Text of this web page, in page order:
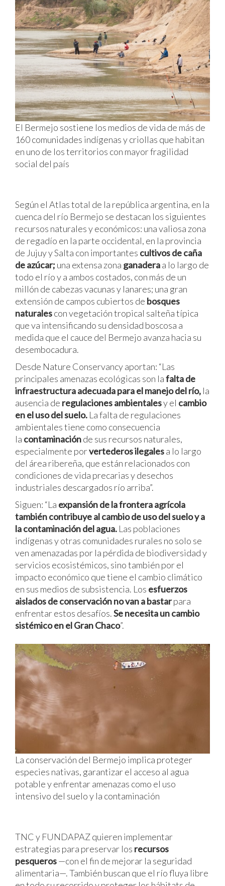
El Bermejo sostiene los medios de vida de más de
160 comunidades indígenas y criollas que habitan
en uno de los territorios con mayor fragilidad
social del país
Según el Atlas total de la república argentina, en la
cuenca del río Bermejo se destacan los siguientes
recursos naturales y económicos: una valiosa zona
de regadío en la parte occidental, en la provincia
de Jujuy y Salta con importantes cultivos de caña
de azúcar; una extensa zona ganaderaa lo largo de
todo el río y a ambos costados, con más de un
millón de cabezas vacunas y lanares; una gran
extensión de campos cubiertos de bosques
naturalescon vegetación tropical salteña típica
que va intensificando su densidad boscosa a
medida que el cauce del Bermejo avanza hacia su
desembocadura.
Desde Nature Conservancy aportan: “Las
principales amenazas ecológicas son lafalta de
infraestructura adecuada para el manejo del río, la
ausencia de regulaciones ambientalesy el cambio
en el uso del suelo. La falta de regulaciones
ambientales tiene como consecuencia
la contaminaciónde sus recursos naturales,
especialmente porvertederos ilegalesa lo largo
del área ribereña, que están relacionados con
condiciones de vida precarias y desechos
industriales descargados río arriba”.
Siguen: “La expansión de la frontera agrícola
también contribuye al cambio de uso del suelo y a
la contaminación del agua. Las poblaciones
indígenas y otras comunidades rurales no solo se
ven amenazadas por la pérdida de biodiversidad y
servicios ecosistémicos, sino también por el
impacto económico que tiene el cambio climático
en sus medios de subsistencia. Los esfuerzos
aislados de conservación no van a bastarpara
enfrentar estos desafíos.Se necesita un cambio
sistémico en elGran Chaco”.
La conservación del Bermejo implica proteger
especies nativas, garantizar el acceso al agua
potable y enfrentar amenazas como el uso
intensivo del suelo y la contaminación
TNC y FUNDAPAZ quieren implementar
estrategias para preservar los recursos
pesqueros—con el fin de mejorar la seguridad
alimentaria—. También buscan que el río fluya libre